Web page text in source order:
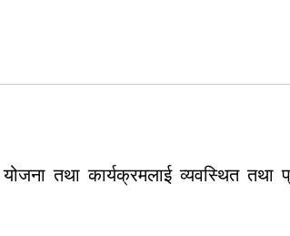
तथा कार्यक्रमलाई व्यवस्थित तथा